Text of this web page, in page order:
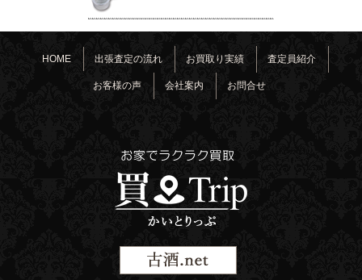
HOME 出張査定の流れ お買取り実績 査定員紹介
お客様の声 会社案内 お問合せ